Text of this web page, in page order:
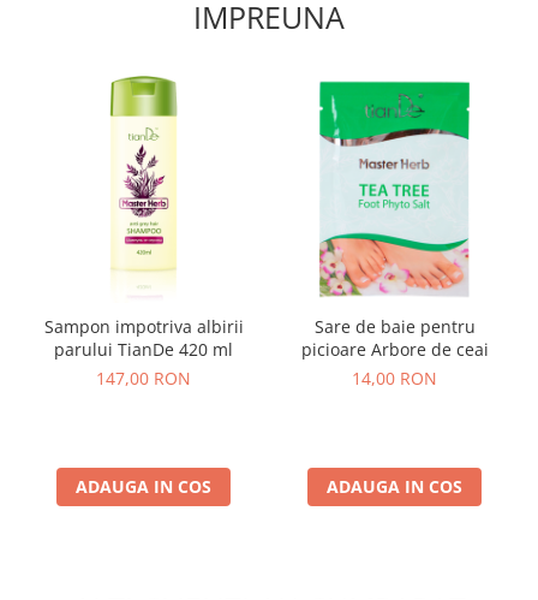
IMPREUNA
Sampon impotriva albirii
parului TianDe 420 ml
147,00 RON
ADAUGA IN COS
Sare de baie pentru
picioare Arbore de ceai
14,00 RON
ADAUGA IN COS